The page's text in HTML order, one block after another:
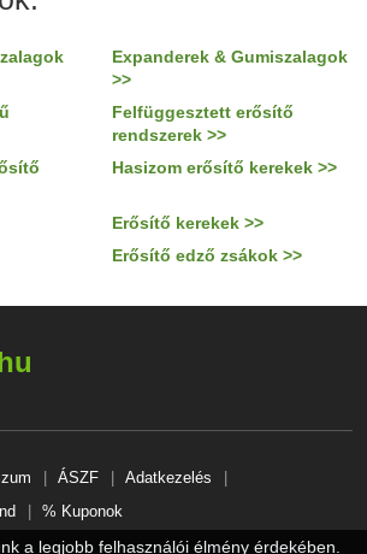
Expanderek & Gumiszalagok
>>
Felfüggesztett erősítő
rendszerek >>
Hasizom erősítő kerekek >>
Erősítő kerekek >>
Erősítő edző zsákok >>
ÁSZF
Adatkezelés
% Kuponok
a legjobb felhasználói élmény érdekében.